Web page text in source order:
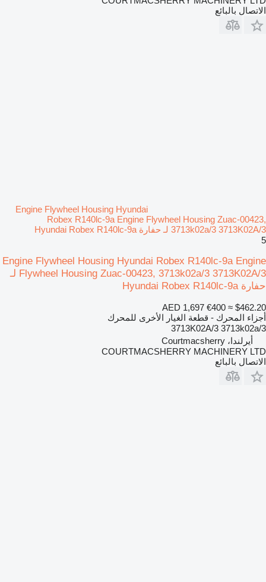
الاتصال بالبائع
Engine Flywheel Housing Hyundai
Robex R140lc-9a Engine Flywheel Housing Zuac-00423,
3713k02a/3 3713K02A/3 لـ حفارة Hyundai Robex R140lc-9a
5
Engine Flywheel Housing Hyundai Robex R140lc-9a Engine
Flywheel Housing Zuac-00423, 3713k02a/3 3713K02A/3 لـ
حفارة Hyundai Robex R140lc-9a
AED 1,697 €400 ≈ $462.20
أجزاء المحرك - قطعة الغيار الأخرى للمحرك
3713K02A/3 3713k02a/3
أيرلندا، Courtmacsherry
COURTMACSHERRY MACHINERY LTD
الاتصال بالبائع